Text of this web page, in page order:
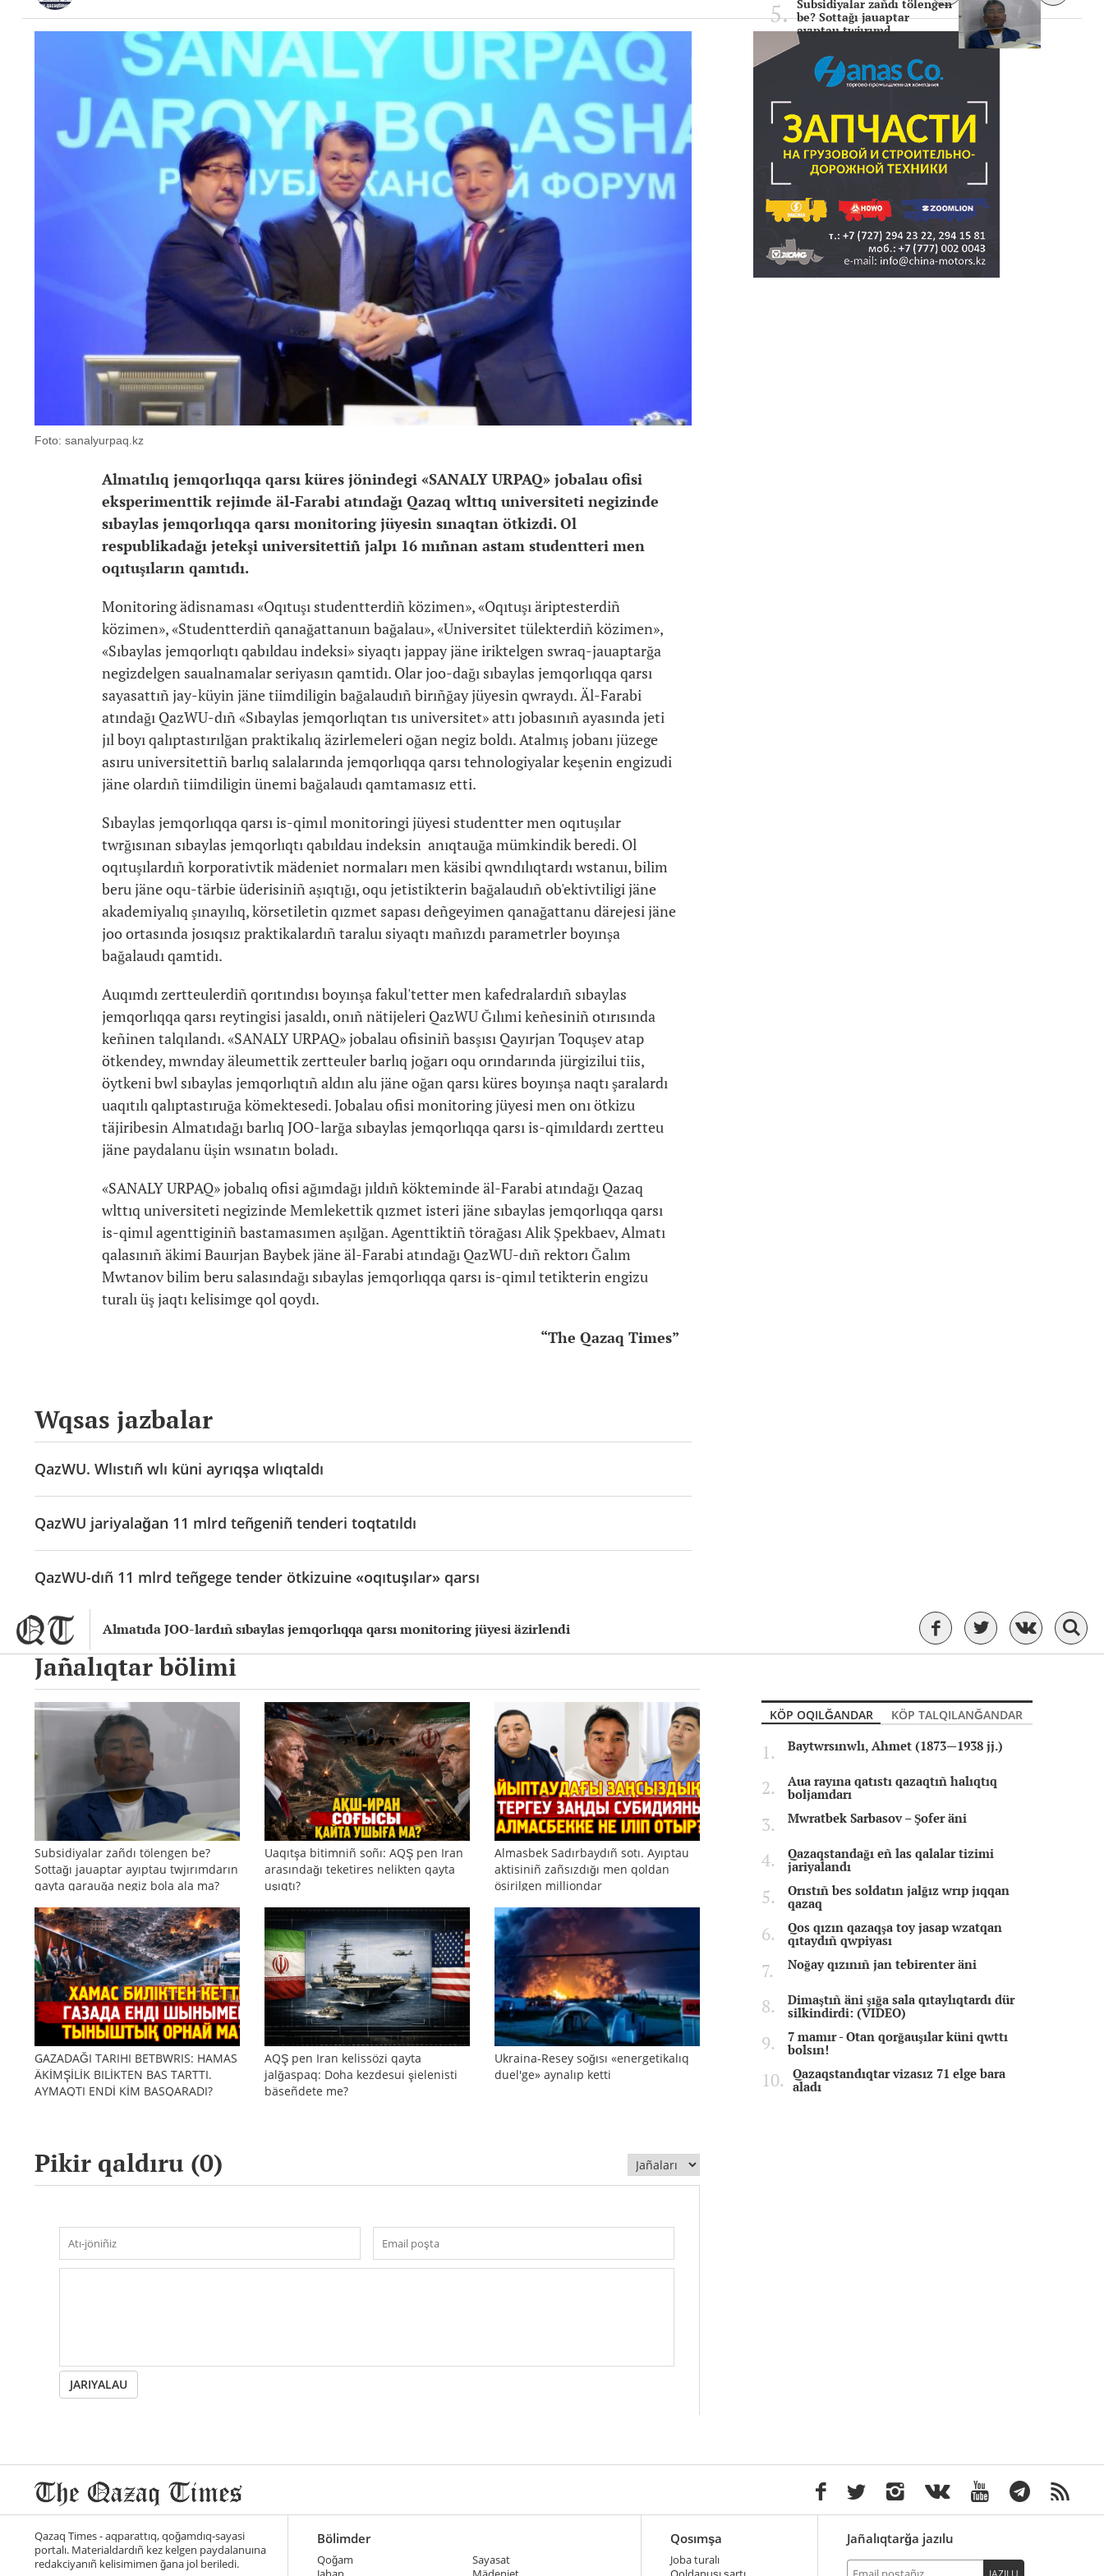
Almatıda JOO-lardıñ sıbaylas jemqorlıqqa qarsı monitoring jüyesi äzirlendi
Foto: sanalyurpaq.kz
Almatılıq jemqorlıqqa qarsı küres jönindegi «SANALY URPAQ» jobalau ofisi
eksperimenttik rejimde äl-Farabi atındağı Qazaq wlttıq universiteti negizinde
sıbaylas jemqorlıqqa qarsı monitoring jüyesin sınaqtan ötkizdi. Ol
respublikadağı jetekşi universitettiñ jalpı 16 mıñnan astam studentteri men
oqıtuşıların qamtıdı.
Monitoring ädisnaması «Oqıtuşı studentterdiñ közimen», «Oqıtuşı äriptesterdiñ
közimen», «Studentterdiñ qanağattanuın bağalau», «Universitet tülekterdiñ közimen»,
«Sıbaylas jemqorlıqtı qabıldau indeksi» siyaqtı jappay jäne iriktelgen swraq-jauaptarğa
negizdelgen saualnamalar seriyasın qamtidı. Olar joo-dağı sıbaylas jemqorlıqqa qarsı
sayasattıñ jay-küyin jäne tiimdiligin bağalaudıñ birıñğay jüyesin qwraydı. Äl-Farabi
atındağı QazWU-dıñ «Sıbaylas jemqorlıqtan tıs universitet» attı jobasınıñ ayasında jeti
jıl boyı qalıptastırılğan praktikalıq äzirlemeleri oğan negiz boldı. Atalmış jobanı jüzege
asıru universitettiñ barlıq salalarında jemqorlıqqa qarsı tehnologiyalar keşenin engizudi
jäne olardıñ tiimdiligin ünemi bağalaudı qamtamasız etti.
Sıbaylas jemqorlıqqa qarsı is-qimıl monitoringi jüyesi studentter men oqıtuşılar
twrğısınan sıbaylas jemqorlıqtı qabıldau indeksin anıqtauğa mümkindik beredi. Ol
oqıtuşılardıñ korporativtik mädeniet normaları men käsibi qwndılıqtardı wstanuı, bilim
beru jäne oqu-tärbie üderisiniñ aşıqtığı, oqu jetistikterin bağalaudıñ ob'ektivtiligi jäne
akademiyalıq şınayılıq, körsetiletin qızmet sapası deñgeyimen qanağattanu därejesi jäne
joo ortasında josıqsız praktikalardıñ taraluı siyaqtı mañızdı parametrler boyınşa
bağalaudı qamtidı.
Auqımdı zertteulerdiñ qorıtındısı boyınşa fakul'tetter men kafedralardıñ sıbaylas
jemqorlıqqa qarsı reytingisi jasaldı, onıñ nätijeleri QazWU Ğılımi keñesiniñ otırısında
keñinen talqılandı. «SANALY URPAQ» jobalau ofisiniñ basşısı Qayırjan Toquşev atap
ötkendey, mwnday äleumettik zertteuler barlıq joğarı oqu orındarında jürgizilui tiis,
öytkeni bwl sıbaylas jemqorlıqtıñ aldın alu jäne oğan qarsı küres boyınşa naqtı şaralardı
uaqıtılı qalıptastıruğa kömektesedi. Jobalau ofisi monitoring jüyesi men onı ötkizu
täjiribesin Almatıdağı barlıq JOO-larğa sıbaylas jemqorlıqqa qarsı is-qimıldardı zertteu
jäne paydalanu üşin wsınatın boladı.
«SANALY URPAQ» jobalıq ofisi ağımdağı jıldıñ kökteminde äl-Farabi atındağı Qazaq
wlttıq universiteti negizinde Memlekettik qızmet isteri jäne sıbaylas jemqorlıqqa qarsı
is-qimıl agenttiginiñ bastamasımen aşılğan. Agenttiktiñ törağası Alik Şpekbaev, Almatı
qalasınıñ äkimi Bauırjan Baybek jäne äl-Farabi atındağı QazWU-dıñ rektorı Ğalım
Mwtanov bilim beru salasındağı sıbaylas jemqorlıqqa qarsı is-qimıl tetikterin engizu
turalı üş jaqtı kelisimge qol qoydı.
“The Qazaq Times”
Wqsas jazbalar
QazWU. Wlıstıñ wlı küni ayrıqşa wlıqtaldı
QazWU jariyalağan 11 mlrd teñgeniñ tenderi toqtatıldı
QazWU-dıñ 11 mlrd teñgege tender ötkizuine «oqıtuşılar» qarsı
Subsidiyalar zañdı tölengen
be? Sottağı jauaptar
ayıptau twjırımd..
Jañalıqtar bölimi
Subsidiyalar zañdı tölengen be?
Sottağı jauaptar ayıptau twjırımdarın
qayta qarauğa negiz bola ala ma?
Uaqıtşa bitimniñ soñı: AQŞ pen Iran
arasındağı teketires nelikten qayta
uşıqtı?
Almasbek Sadırbaydıñ sotı. Ayıptau
aktisiniñ zañsızdığı men qoldan
ösirilgen milliondar
GAZADAĞI TARIHI BETBWRIS: HAMAS
ÄKİMŞİLİK BILİKTEN BAS TARTTI.
AYMAQTI ENDİ KİM BASQARADI?
AQŞ pen Iran kelissözi qayta
jalğaspaq: Doha kezdesui şielenisti
bäseñdete me?
Ukraina-Resey soğısı «energetikalıq
duel'ge» aynalıp ketti
Pikir qaldıru (0)
JARIYALAU
KÖP OQILĞANDAR
KÖP TALQILANĞANDAR
Baytwrsınwlı, Ahmet (1873—1938 jj.)
Aua rayına qatıstı qazaqtıñ halıqtıq
boljamdarı
Mwratbek Sarbasov – Şofer äni
Qazaqstandağı eñ las qalalar tizimi
jariyalandı
Orıstıñ bes soldatın jalğız wrıp jıqqan
qazaq
Qos qızın qazaqşa toy jasap wzatqan
qıtaydıñ qwpiyası
Noğay qızınıñ jan tebirenter äni
Dimaştıñ äni şığa sala qıtaylıqtardı dür
silkindirdi: (VIDEO)
7 mamır - Otan qorğauşılar küni qwttı
bolsın!
Qazaqstandıqtar vizasız 71 elge bara
aladı
Qazaq Times - aqparattıq, qoğamdıq-sayasi
portalı. Materialdardıñ kez kelgen paydalanuına
redakciyanıñ kelisimimen ğana jol beriledi.
Bölimder
Qoğam
Sayasat
Qosımşa
Joba turalı
Jañalıqtarğa jazılu